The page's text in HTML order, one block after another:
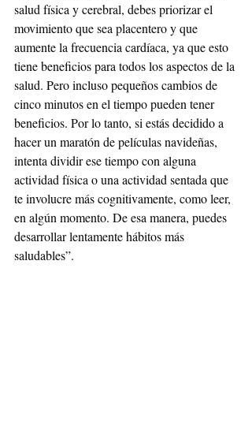
salud física y cerebral, debes priorizar el
movimiento que sea placentero y que
aumente la frecuencia cardíaca, ya que esto
tiene beneficios para todos los aspectos de la
salud. Pero incluso pequeños cambios de
cinco minutos en el tiempo pueden tener
beneficios. Por lo tanto, si estás decidido a
hacer un maratón de películas navideñas,
intenta dividir ese tiempo con alguna
actividad física o una actividad sentada que
te involucre más cognitivamente, como leer,
en algún momento. De esa manera, puedes
desarrollar lentamente hábitos más
saludables”.